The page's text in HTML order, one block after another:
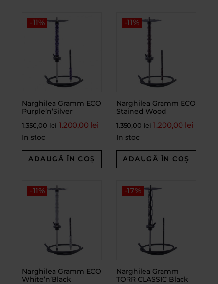
-11%
Narghilea Gramm ECO
Purple’n’Silver
1.350,00lei 1.200,00 lei
In stoc
ADAUGĂ ÎN COȘ
-11%
Narghilea Gramm ECO
Stained Wood
1.350,00lei 1.200,00 lei
In stoc
ADAUGĂ ÎN COȘ
-11%
Narghilea Gramm ECO
White’n’Black
-17%
Narghilea Gramm
TORR CLASSIC Black